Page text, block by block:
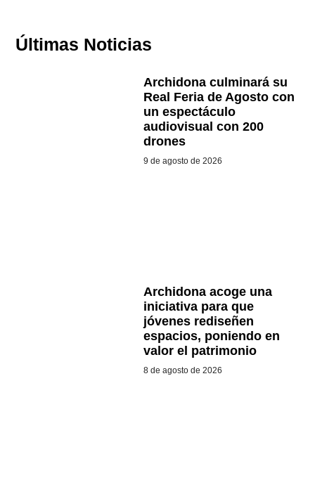
Últimas Noticias
Archidona culminará su
Real Feria de Agosto con
un espectáculo
audiovisual con 200
drones
9 de agosto de 2026
Archidona acoge una
iniciativa para que
jóvenes rediseñen
espacios, poniendo en
valor el patrimonio
8 de agosto de 2026